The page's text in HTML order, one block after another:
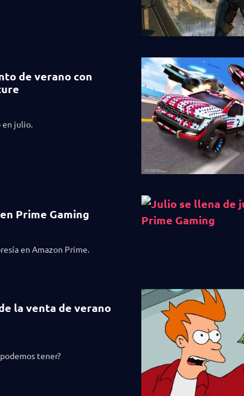
de verano con
en julio.
Prime Gaming
en Amazon Prime.
la venta de verano
tener?